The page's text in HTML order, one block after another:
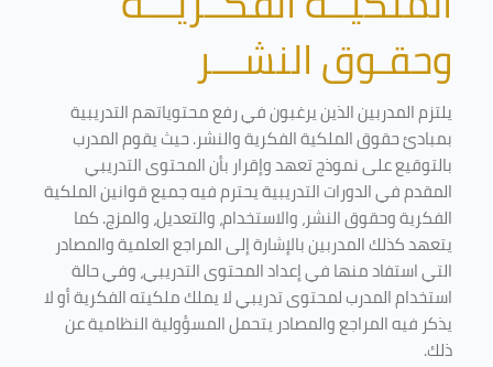
وحقـوق النشـــر
يلتزم المدربين الذين يرغبون في رفع محتوياتهم التدريبية
بمبادئ حقوق الملكية الفكرية والنشر. حيث يقوم المدرب
بالتوقيع على نموذج تعهد وإقرار بأن المحتوى التدريبي
المقدم في الدورات التدريبية يحترم فيه جميع قوانين الملكية
الفكرية وحقوق النشر، والاستخدام، والتعديل، والمزج. كما
يتعهد كذلك المدربين بالإشارة إلى المراجع العلمية والمصادر
التي استفاد منها في إعداد المحتوى التدريبي، وفي حالة
استخدام المدرب لمحتوى تدريبي لا يملك ملكيته الفكرية أو لا
يذكر فيه المراجع والمصادر يتحمل المسؤولية النظامية عن
ذلك.